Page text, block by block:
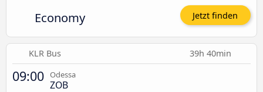
Economy Jetzt finden
KLR Bus 39h 40min
09:00 Odessa
ZOB